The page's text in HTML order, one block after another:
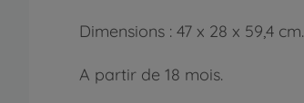
Dimensions : 47 x 28 x 59,4 cm.
A partir de 18 mois.